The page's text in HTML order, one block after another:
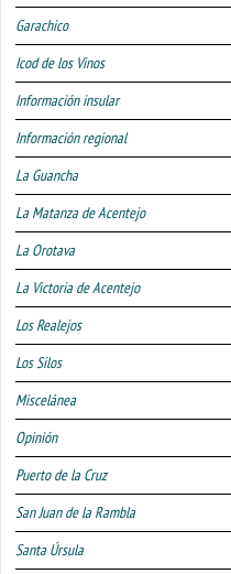
Garachico
Icod de los Vinos
Información insular
Información regional
La Guancha
La Matanza de Acentejo
La Orotava
La Victoria de Acentejo
Los Realejos
Los Silos
Miscelánea
Opinión
Puerto de la Cruz
San Juan de la Rambla
Santa Úrsula